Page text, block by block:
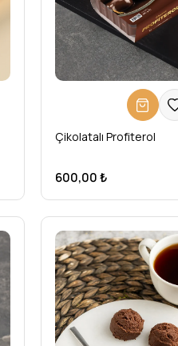
Çikolatalı Profiterol
600,00 ₺